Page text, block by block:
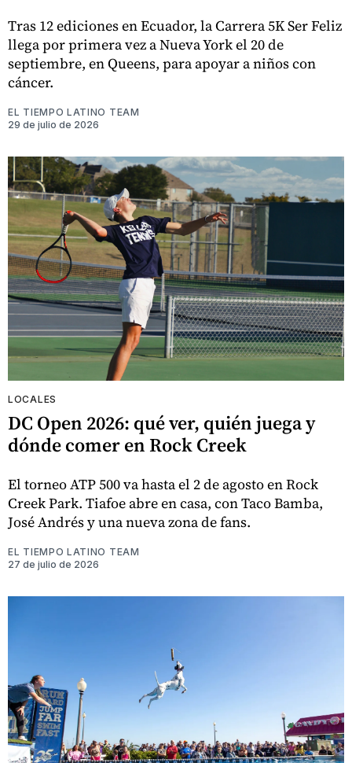
Tras 12 ediciones en Ecuador, la Carrera 5K Ser Feliz
llega por primera vez a Nueva York el 20 de
septiembre, en Queens, para apoyar a niños con
cáncer.
EL TIEMPO LATINO TEAM
29 de julio de 2026
LOCALES
DC Open 2026: qué ver, quién juega y
dónde comer en Rock Creek
El torneo ATP 500 va hasta el 2 de agosto en Rock
Creek Park. Tiafoe abre en casa, con Taco Bamba,
José Andrés y una nueva zona de fans.
EL TIEMPO LATINO TEAM
27 de julio de 2026